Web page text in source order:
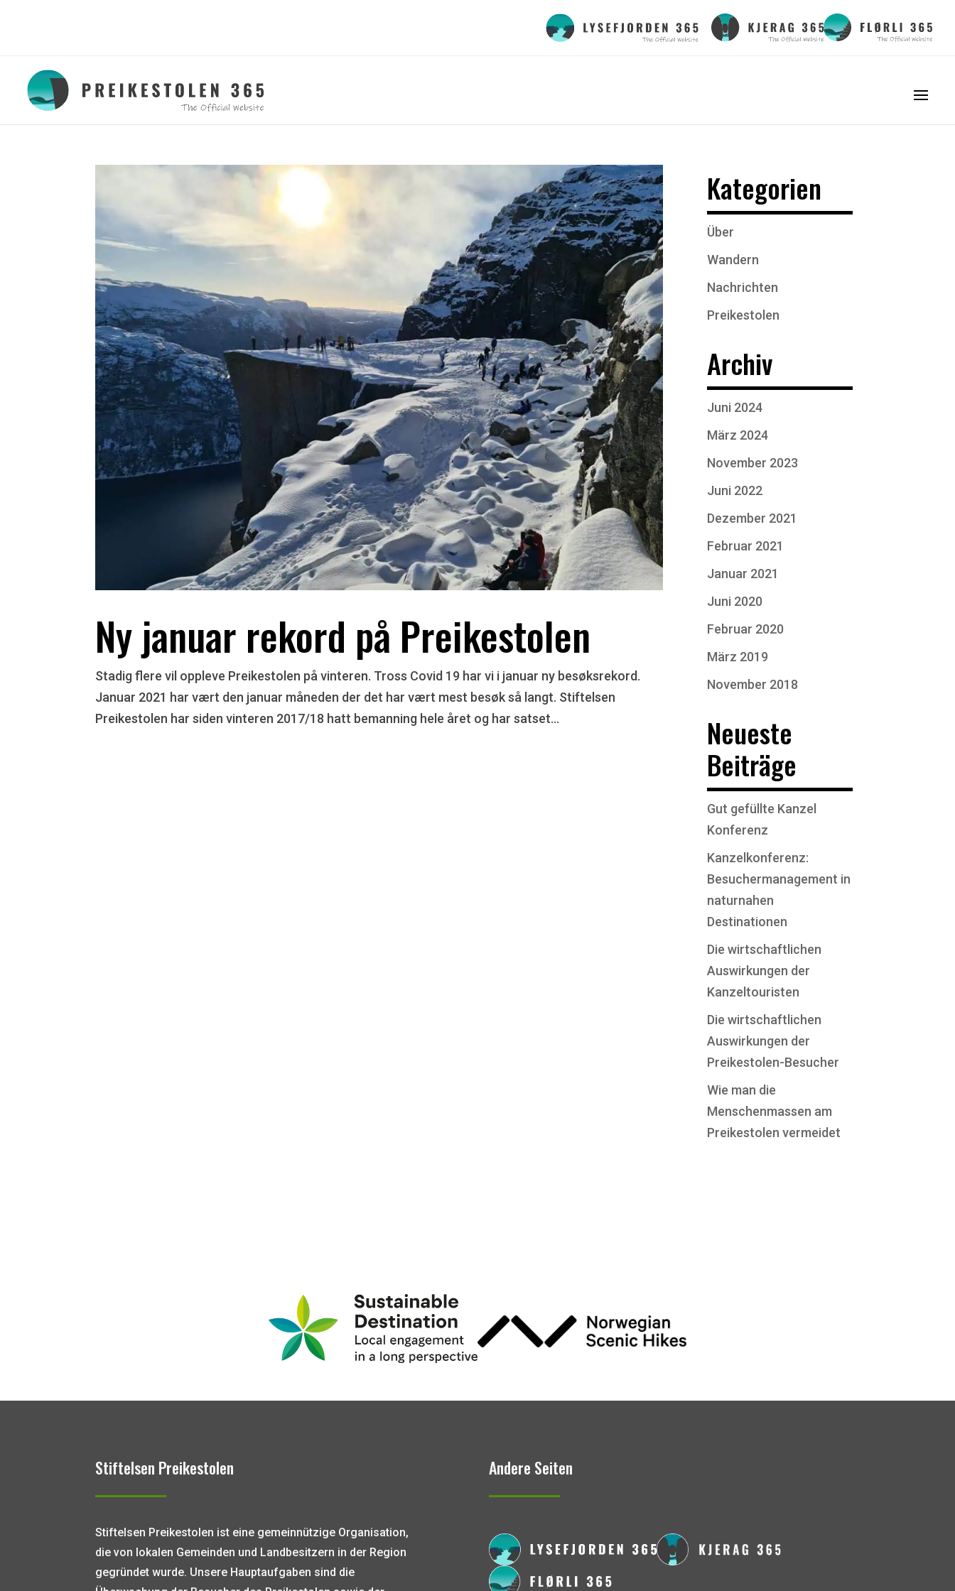
Ny januar rekord på Preikestolen
Stadig flere vil oppleve Preikestolen på vinteren. Tross Covid 19 har vi i januar ny besøksrekord.
Januar 2021 har vært den januar måneden der det har vært mest besøk så langt. Stiftelsen
Preikestolen har siden vinteren 2017/18 hatt bemanning hele året og har satset...
Kategorien
Über
Wandern
Nachrichten
Preikestolen
Archiv
Juni 2024
März 2024
November 2023
Juni 2022
Dezember 2021
Februar 2021
Januar 2021
Juni 2020
Februar 2020
März 2019
November 2018
Neueste
Beiträge
Gut gefüllte Kanzel
Konferenz
Kanzelkonferenz:
Besuchermanagement in
naturnahen
Destinationen
Die wirtschaftlichen
Auswirkungen der
Kanzeltouristen
Die wirtschaftlichen
Auswirkungen der
Preikestolen-Besucher
Wie man die
Menschenmassen am
Preikestolen vermeidet
Stiftelsen Preikestolen
Stiftelsen Preikestolen ist eine gemeinnützige Organisation,
die von lokalen Gemeinden und Landbesitzern in der Region
gegründet wurde. Unsere Hauptaufgaben sind die
Andere Seiten